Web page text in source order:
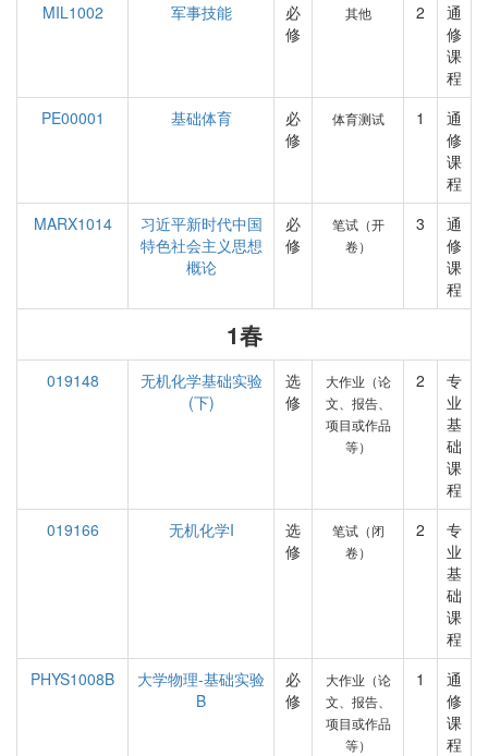
MIL1002
军事技能
必
修
其他 2
通
修
课
程
PE00001
基础体育
必
修
体育测试 1
通
修
课
程
MARX1014
习近平新时代中国
特色社会主义思想
概论
必
修
笔试（开
卷）
3
通
修
课
程
1春
019148
无机化学基础实验
(下)
选
修
大作业（论
文、报告、
项目或作品
等）
2
专
业
基
础
课
程
019166
无机化学I
选
修
笔试（闭
卷）
2
专
业
基
础
课
程
PHYS1008B
大学物理-基础实验
B
必
修
大作业（论
文、报告、
项目或作品
等）
1
通
修
课
程